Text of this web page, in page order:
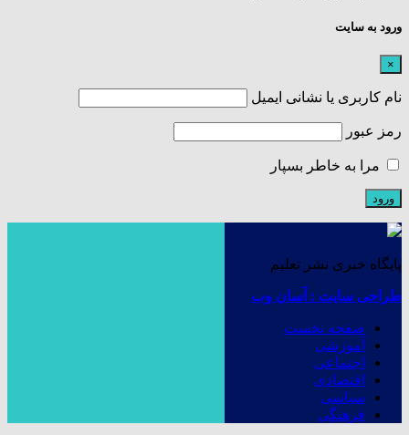
ورود به سایت
×
نام کاربری یا نشانی ایمیل
رمز عبور
مرا به خاطر بسپار
پایگاه خبری نشر تعلیم
طراحی سایت : آسان وب
صفحه نخست
آموزشی
اجتماعی
اقتصادی
سیاسی
فرهنگی